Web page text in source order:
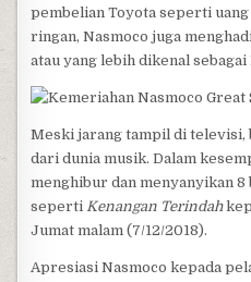
pembelian Toyota seperti
ringan, Nasmoco juga
atau yang lebih dikenal sebagai
Meski jarang tampil di televisi,
dari dunia musik. Dalam
menghibur dan menyanyikan 8
sepertiKenangan Terindah
Jumat malam (7/12/2018).
Apresiasi Nasmoco kepada